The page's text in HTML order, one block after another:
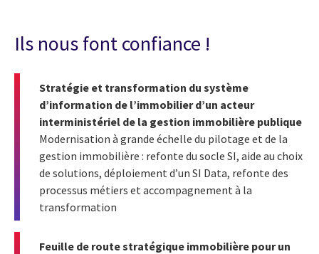
Ils nous font confiance !
Stratégie et transformation du système
d’information de l’immobilier d’un acteur
interministériel de la gestion immobilière publique
Modernisation à grande échelle du pilotage et de la
gestion immobilière : refonte du socle SI, aide au choix
de solutions, déploiement d’un SI Data, refonte des
processus métiers et accompagnement à la
transformation
Feuille de route stratégique immobilière pour un